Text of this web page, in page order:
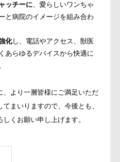
ッチーに 、愛らしいワンちゃ
と病院のイメージを組み合わ
化し、電話やアクセス、獣医
あらゆるデバイスから快適に
、より一層皆様にご満足いただ
まいりますので、今後とも、
くお願い申し上げます。